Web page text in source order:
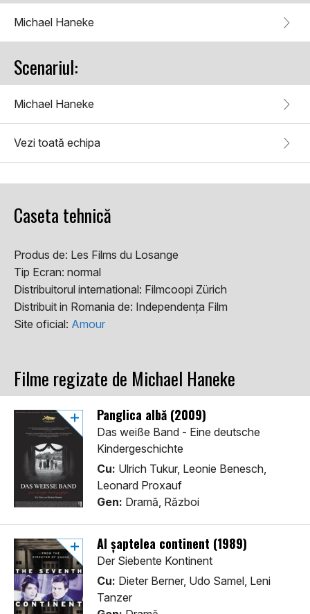
Michael Haneke
Scenariul:
Michael Haneke
Vezi toată echipa
Caseta tehnică
Produs de: Les Films du Losange
Tip Ecran: normal
Distribuitorul international: Filmcoopi Zürich
Distribuit in Romania de: Independența Film
Site oficial: Amour
Filme regizate de Michael Haneke
Panglica albă (2009)
Das weiße Band - Eine deutsche
Kindergeschichte
Cu: Ulrich Tukur, Leonie Benesch,
Leonard Proxauf
Gen: Dramă, Război
Al șaptelea continent (1989)
Der Siebente Kontinent
Cu: Dieter Berner, Udo Samel, Leni
Tanzer